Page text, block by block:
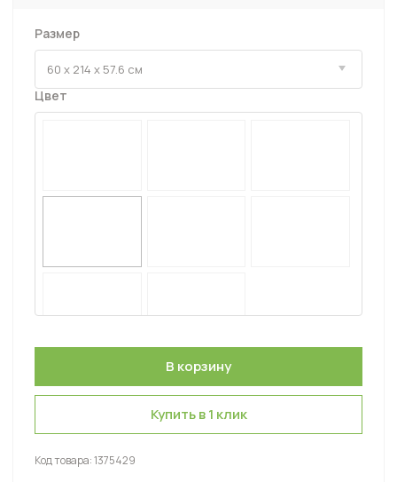
Размер
Цвет
Купить в 1 клик
Код товара:1375429